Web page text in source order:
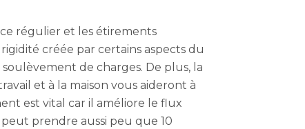
régulier et les étirements
créée par certains aspects du
de charges. De plus, la
et à la maison vous aideront à
est vital car il améliore le flux
prendre aussi peu que 10